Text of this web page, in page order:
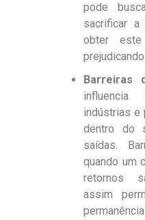
pode
sacrificar
obter este
Barreiras
influencia
indústrias e
dentro do
saídas.
quando um
retornos
assim